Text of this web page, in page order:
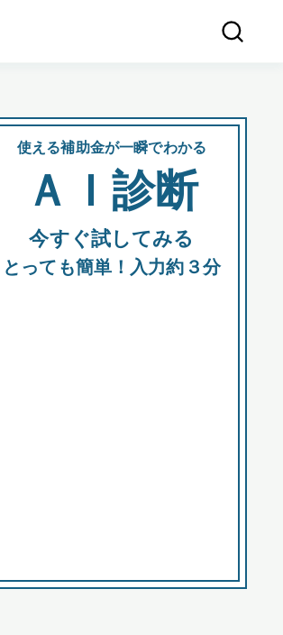
使える補助金が一瞬でわかる
ＡＩ診断
今すぐ試してみる
とっても簡単！入力約３分